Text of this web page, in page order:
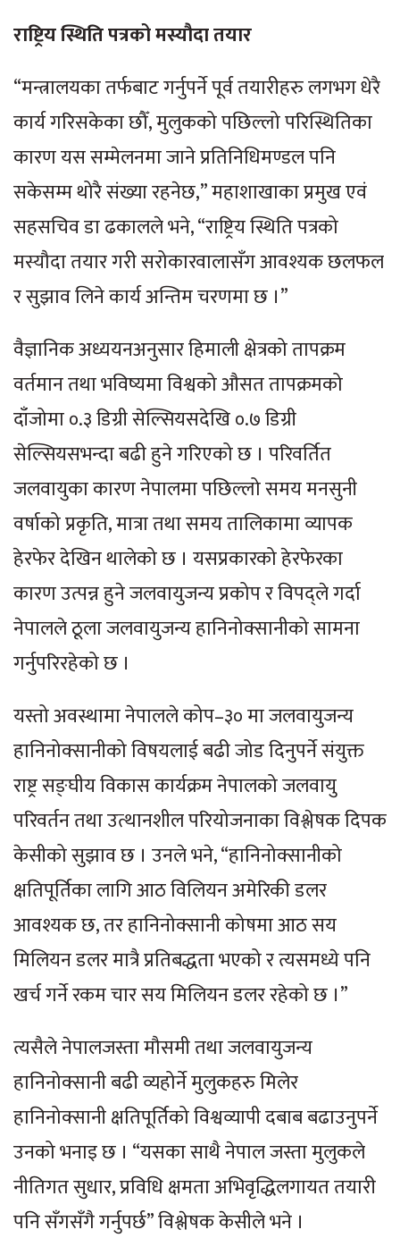
राष्ट्रिय स्थिति पत्रको मस्यौदा तयार
“मन्त्रालयका तर्फबाट गर्नुपर्ने पूर्व तयारीहरु लगभग धेरै
कार्य गरिसकेका छौँ, मुलुकको पछिल्लो परिस्थितिका
कारण यस सम्मेलनमा जाने प्रतिनिधिमण्डल पनि
सकेसम्म थोरै संख्या रहनेछ,” महाशाखाका प्रमुख एवं
सहसचिव डा ढकालले भने, “राष्ट्रिय स्थिति पत्रको
मस्यौदा तयार गरी सरोकारवालासँग आवश्यक छलफल
र सुझाव लिने कार्य अन्तिम चरणमा छ ।”
वैज्ञानिक अध्ययनअनुसार हिमाली क्षेत्रको तापक्रम
वर्तमान तथा भविष्यमा विश्वको औसत तापक्रमको
दाँजोमा ०.३ डिग्री सेल्सियसदेखि ०.७ डिग्री
सेल्सियसभन्दा बढी हुने गरिएको छ । परिवर्तित
जलवायुका कारण नेपालमा पछिल्लो समय मनसुनी
वर्षाको प्रकृति, मात्रा तथा समय तालिकामा व्यापक
हेरफेर देखिन थालेको छ । यसप्रकारको हेरफेरका
कारण उत्पन्न हुने जलवायुजन्य प्रकोप र विपद्ले गर्दा
नेपालले ठूला जलवायुजन्य हानिनोक्सानीको सामना
गर्नुपरिरहेको छ ।
यस्तो अवस्थामा नेपालले कोप–३० मा जलवायुजन्य
हानिनोक्सानीको विषयलाई बढी जोड दिनुपर्ने संयुक्त
राष्ट्र सङ्घीय विकास कार्यक्रम नेपालको जलवायु
परिवर्तन तथा उत्थानशील परियोजनाका विश्लेषक दिपक
केसीको सुझाव छ । उनले भने, “हानिनोक्सानीको
क्षतिपूर्तिका लागि आठ विलियन अमेरिकी डलर
आवश्यक छ, तर हानिनोक्सानी कोषमा आठ सय
मिलियन डलर मात्रै प्रतिबद्धता भएको र त्यसमध्ये पनि
खर्च गर्ने रकम चार सय मिलियन डलर रहेको छ ।”
त्यसैले नेपालजस्ता मौसमी तथा जलवायुजन्य
हानिनोक्सानी बढी व्यहोर्ने मुलुकहरु मिलेर
हानिनोक्सानी क्षतिपूर्तिको विश्वव्यापी दबाब बढाउनुपर्ने
उनको भनाइ छ । “यसका साथै नेपाल जस्ता मुलुकले
नीतिगत सुधार, प्रविधि क्षमता अभिवृद्धिलगायत तयारी
पनि सँगसँगै गर्नुपर्छ” विश्लेषक केसीले भने ।